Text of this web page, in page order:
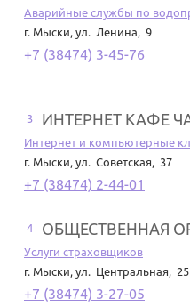
Аварийные службы по
г. Мыски, ул. Ленина, 9
+7 (38474) 3-45-76
3 ИНТЕРНЕТ КАФЕ
Интернет и компьютерные
г. Мыски, ул. Советская, 37
+7 (38474) 2-44-01
4 ОБЩЕСТВЕННАЯ
Услуги страховщиков
г. Мыски, ул. Центральная, 25
+7 (38474) 3-27-05